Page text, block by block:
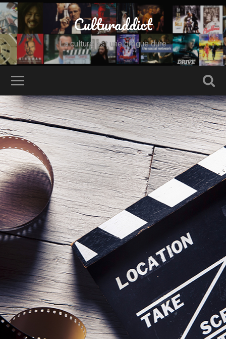
Culturaddict
La culture est une drogue dure